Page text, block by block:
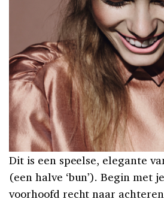
Dit is een speelse, elegante
(een halve ‘bun’). Begin met
voorhoofd recht naar